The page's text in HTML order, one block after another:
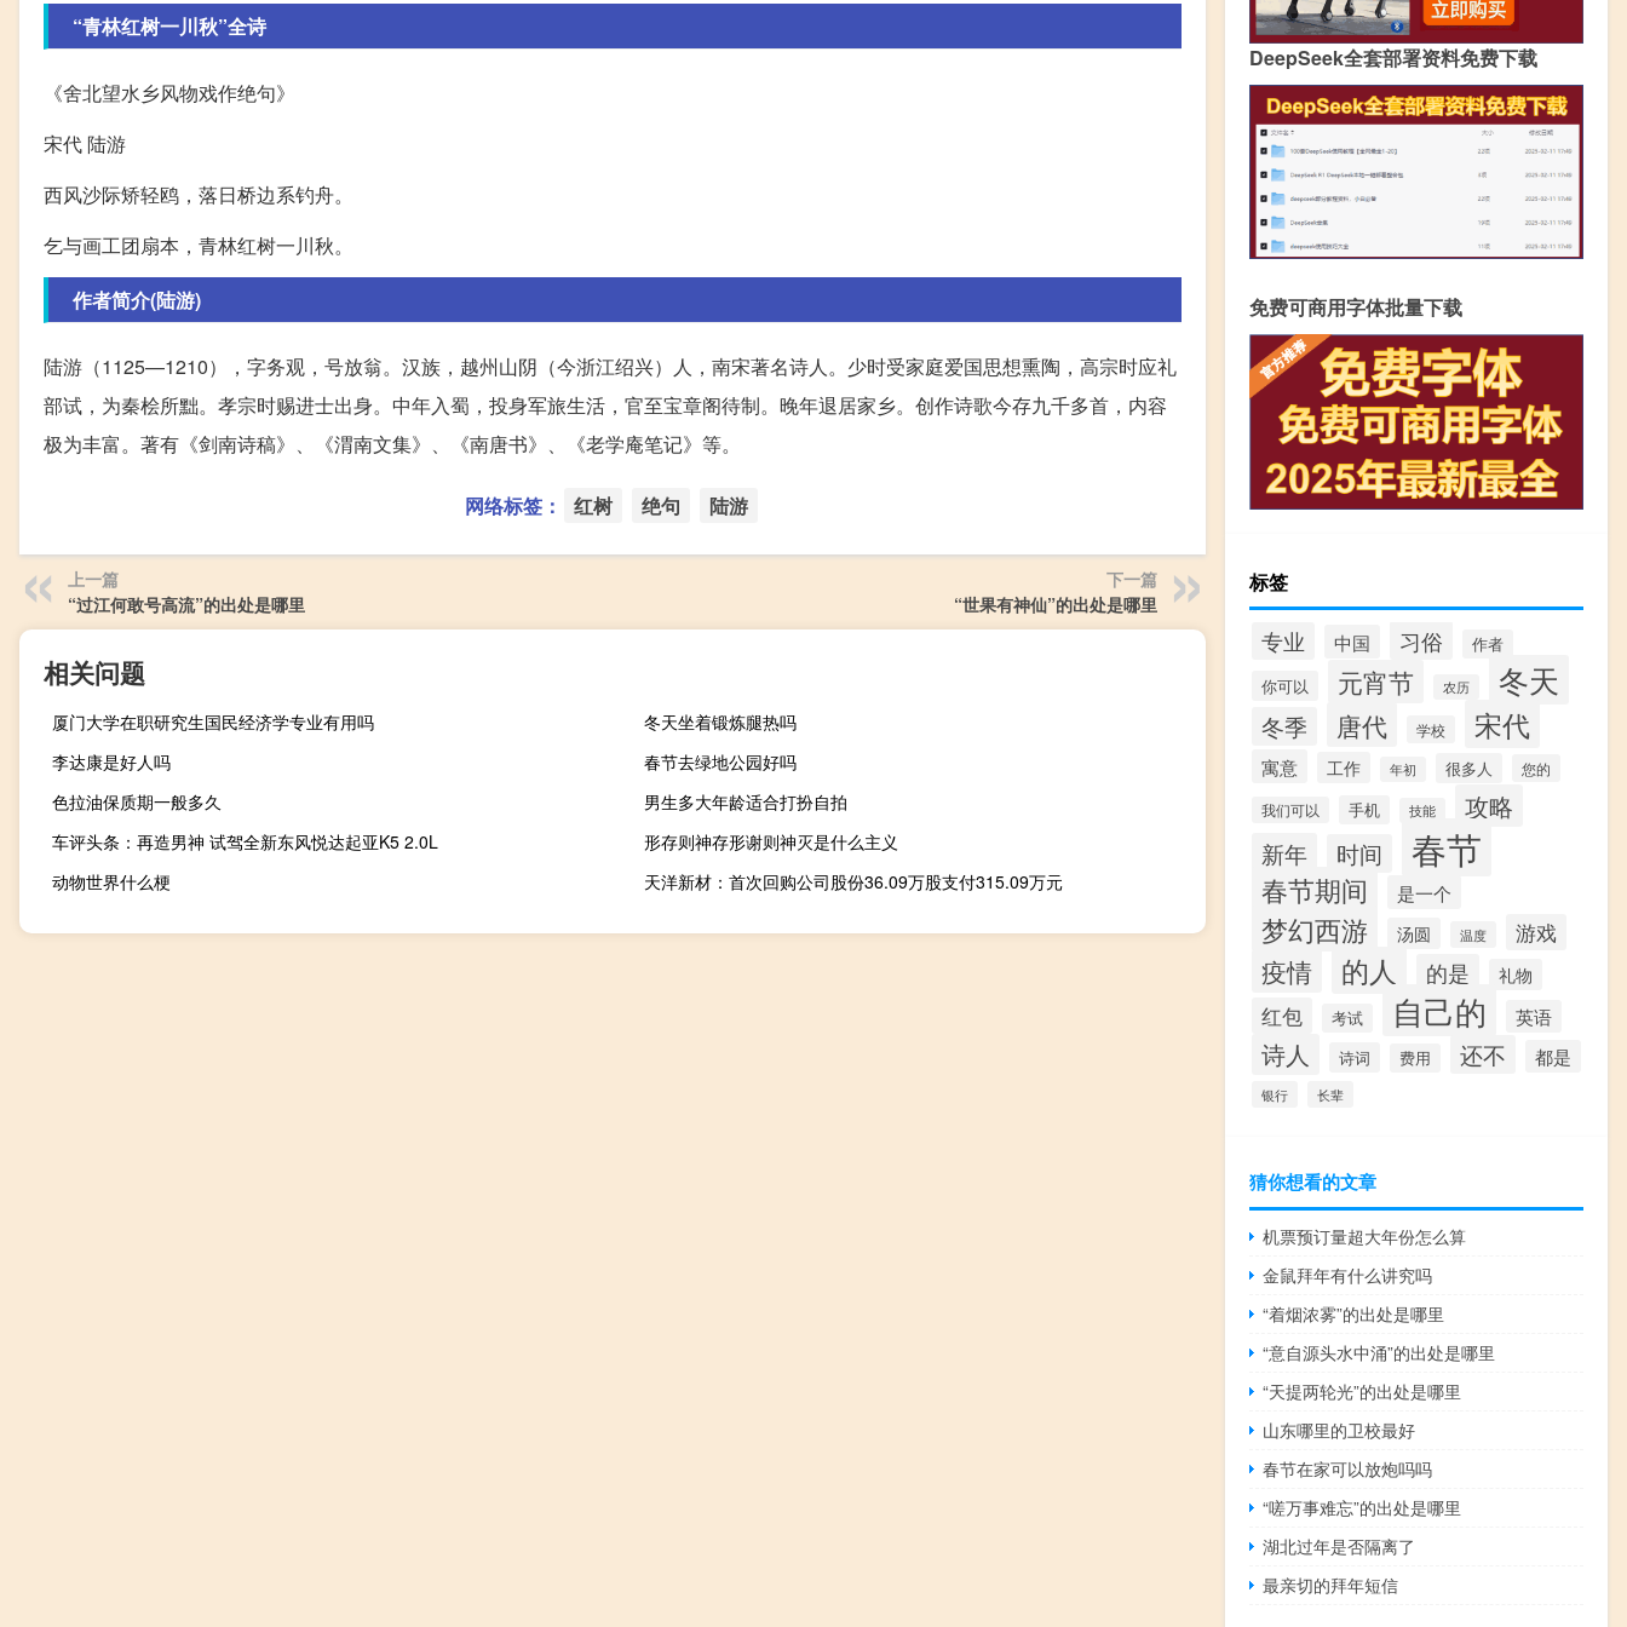
“青林红树一川秋”全诗
《舍北望水乡风物戏作绝句》
宋代 陆游
西风沙际矫轻鸥，落日桥边系钓舟。
乞与画工团扇本，青林红树一川秋。
作者简介(陆游)
陆游（1125—1210），字务观，号放翁。汉族，越州山阴（今浙江绍兴）人，南宋著名诗人。少时受家庭爱国思想熏陶，高宗时应礼
部试，为秦桧所黜。孝宗时赐进士出身。中年入蜀，投身军旅生活，官至宝章阁待制。晚年退居家乡。创作诗歌今存九千多首，内容
极为丰富。著有《剑南诗稿》、《渭南文集》、《南唐书》、《老学庵笔记》等。
网络标签： 红树 绝句 陆游
上一篇
“过江何敢号高流”的出处是哪里
下一篇
“世果有神仙”的出处是哪里
相关问题
厦门大学在职研究生国民经济学专业有用吗
冬天坐着锻炼腿热吗
李达康是好人吗
春节去绿地公园好吗
色拉油保质期一般多久
男生多大年龄适合打扮自拍
车评头条：再造男神 试驾全新东风悦达起亚K5 2.0L
形存则神存形谢则神灭是什么主义
动物世界什么梗
天洋新材：首次回购公司股份36.09万股支付315.09万元
DeepSeek全套部署资料免费下载
免费可商用字体批量下载
标签
专业 中国 习俗 作者
你可以 元宵节 农历 冬天
冬季 唐代 学校 宋代
寓意 工作 年初 很多人 您的
我们可以 手机 技能 攻略
新年 时间 春节
春节期间 是一个
梦幻西游 汤圆 温度 游戏
疫情 的人 的是 礼物
红包 考试 自己的 英语
诗人 诗词 费用 还不 都是
银行 长辈
猜你想看的文章
机票预订量超大年份怎么算
金鼠拜年有什么讲究吗
“着烟浓雾”的出处是哪里
“意自源头水中涌”的出处是哪里
“天提两轮光”的出处是哪里
山东哪里的卫校最好
春节在家可以放炮吗吗
“嗟万事难忘”的出处是哪里
湖北过年是否隔离了
最亲切的拜年短信